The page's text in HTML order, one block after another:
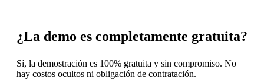
¿La demo es completamente gratuita?
Sí, la demostración es 100% gratuita y sin compromiso. No
hay costos ocultos ni obligación de contratación.